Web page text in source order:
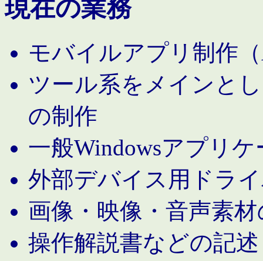
現在の業務
モバイルアプリ制作
ツール系をメインと
の制作
一般Windowsアプリ
外部デバイス用ドラ
画像・映像・音声素
操作解説書などの記